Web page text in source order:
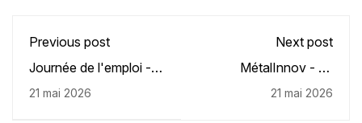
Previous post
Journée de l'emploi -
21 mai 2026
Next post
MétalInnov - La
coupage/soudage
21 mai 2026